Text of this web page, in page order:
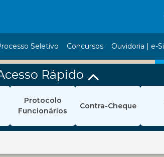
Seletivo Concursos Ouvidoria | e-
Rápido
Protocolo
Funcionários
Contra-Cheque